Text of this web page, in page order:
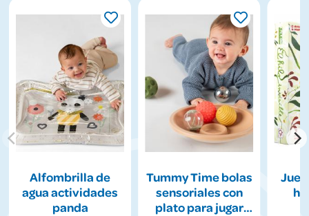
Alfombrilla de
agua actividades
panda
Tummy Time bolas
sensoriales con
plato para jugar